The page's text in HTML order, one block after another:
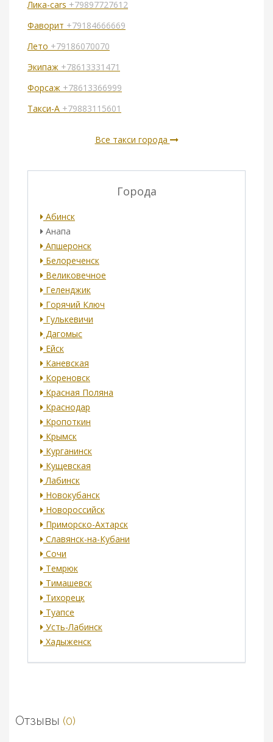
Лика-cars +79897727612
Фаворит +79184666669
Лето +79186070070
Экипаж +78613331471
Форсаж +78613366999
Такси-А +79883115601
Все такси города
Города
Абинск
Анапа
Апшеронск
Белореченск
Великовечное
Геленджик
Горячий Ключ
Гулькевичи
Дагомыс
Ейск
Каневская
Кореновск
Красная Поляна
Краснодар
Кропоткин
Крымск
Курганинск
Кущевская
Лабинск
Новокубанск
Новороссийск
Приморско-Ахтарск
Славянск-на-Кубани
Сочи
Темрюк
Тимашевск
Тихорецк
Туапсе
Усть-Лабинск
Хадыженск
Отзывы (0)